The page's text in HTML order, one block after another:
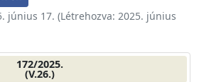
június 17. (Létrehozva: 2025. június
172/2025.
(V.26.)